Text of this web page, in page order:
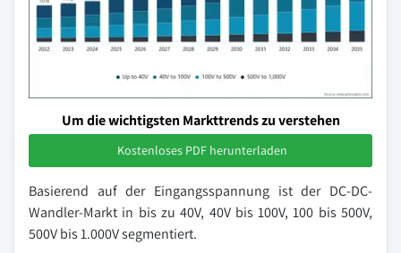
Um die wichtigsten Markttrends zu verstehen
Kostenloses PDF herunterladen
Basierend auf der Eingangsspannung ist der DC-DC-
Wandler-Markt in bis zu 40V, 40V bis 100V, 100 bis 500V,
500V bis 1.000V segmentiert.